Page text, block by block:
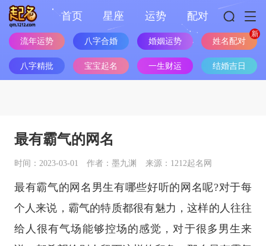
首页 星座 运势 配对
流年运势 八字合婚 婚姻运势 姓名配对
八字精批 宝宝起名 一生财运 结婚吉日
最有霸气的网名
时间：2023-03-01 作者：墨九渊 来源：1212起名网
最有霸气的网名男生有哪些好听的网名呢?对于每
个人来说，霸气的特质都很有魅力，这样的人往往
给人很有气场能够控场的感觉，对于很多男生来